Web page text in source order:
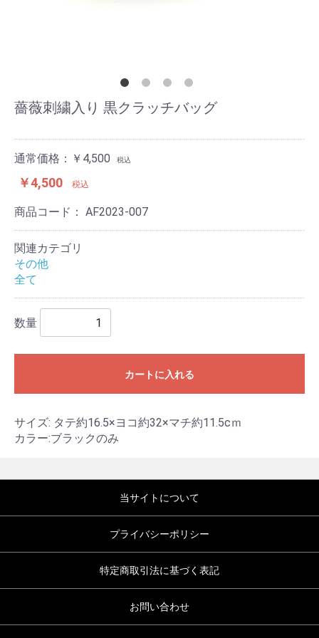
薔薇刺繍入り 黒クラッチバッグ
通常価格：￥4,500 税込
￥4,500 税込
商品コード： AF2023-007
関連カテゴリ
その他
全て
数量
カートに入れる
サイズ: タテ約16.5×ヨコ約32×マチ約11.5cｍ
カラー:ブラックのみ
当サイトについて
プライバシーポリシー
特定商取引法に基づく表記
お問い合わせ